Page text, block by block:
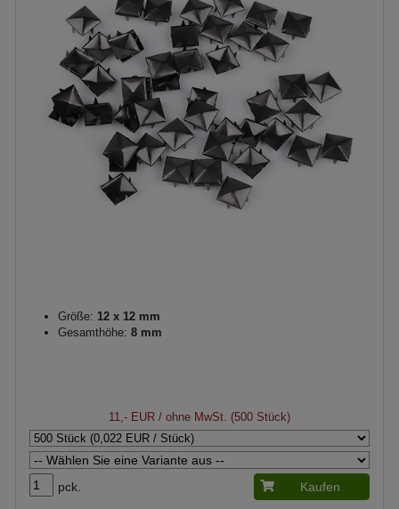
Größe: 12 x 12 mm
Gesamthöhe: 8 mm
11,- EUR / ohne MwSt. (500 Stück)
pck. Kaufen